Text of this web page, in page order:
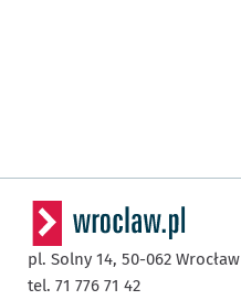
pl. Solny 14, 50-062 Wrocław
tel. 71 776 71 42